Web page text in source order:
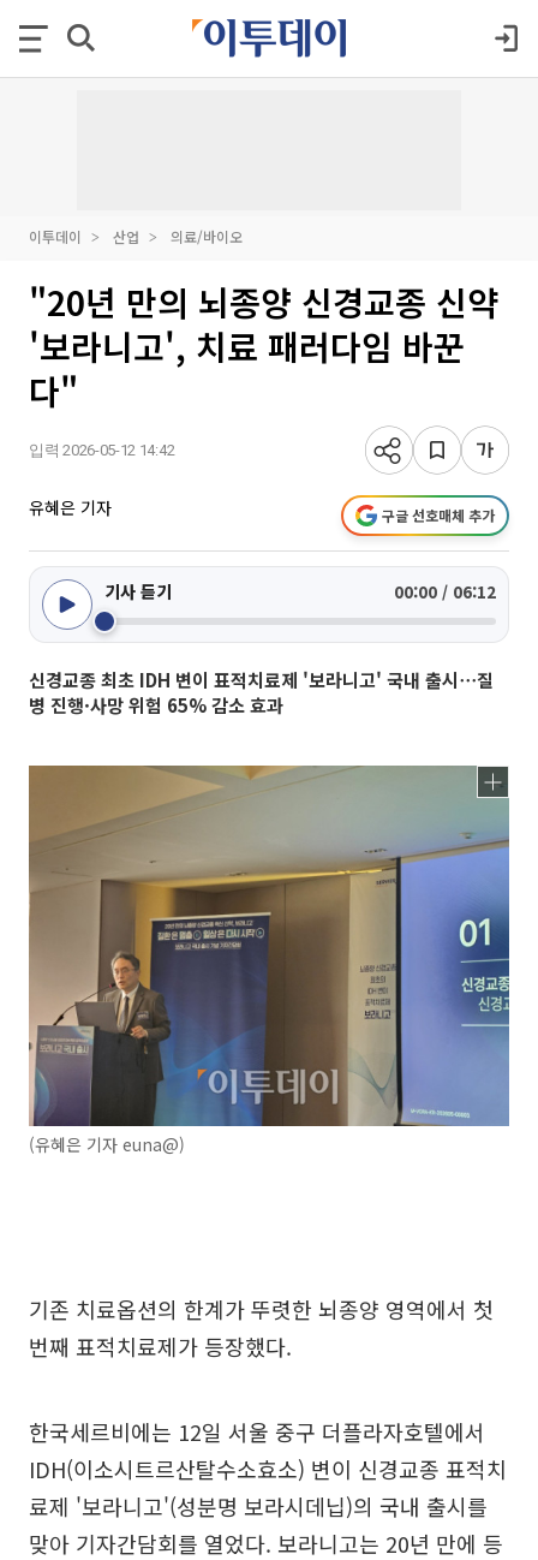
이투데이 산업 의료/바이오
"20년 만의 뇌종양 신경교종 신약
'보라니고', 치료 패러다임 바꾼
다"
입력 2026-05-12 14:42
유혜은 기자 구글 선호매체 추가
기사 듣기 00:00 / 06:12
신경교종 최초 IDH 변이 표적치료제 '보라니고' 국내 출시⋯질
병 진행·사망 위험 65% 감소 효과
(유혜은 기자 euna@)
기존 치료옵션의 한계가 뚜렷한 뇌종양 영역에서 첫
번째 표적치료제가 등장했다.
한국세르비에는 12일 서울 중구 더플라자호텔에서
IDH(이소시트르산탈수소효소) 변이 신경교종 표적치
료제 '보라니고'(성분명 보라시데닙)의 국내 출시를
맞아 기자간담회를 열었다. 보라니고는 20년 만에 등